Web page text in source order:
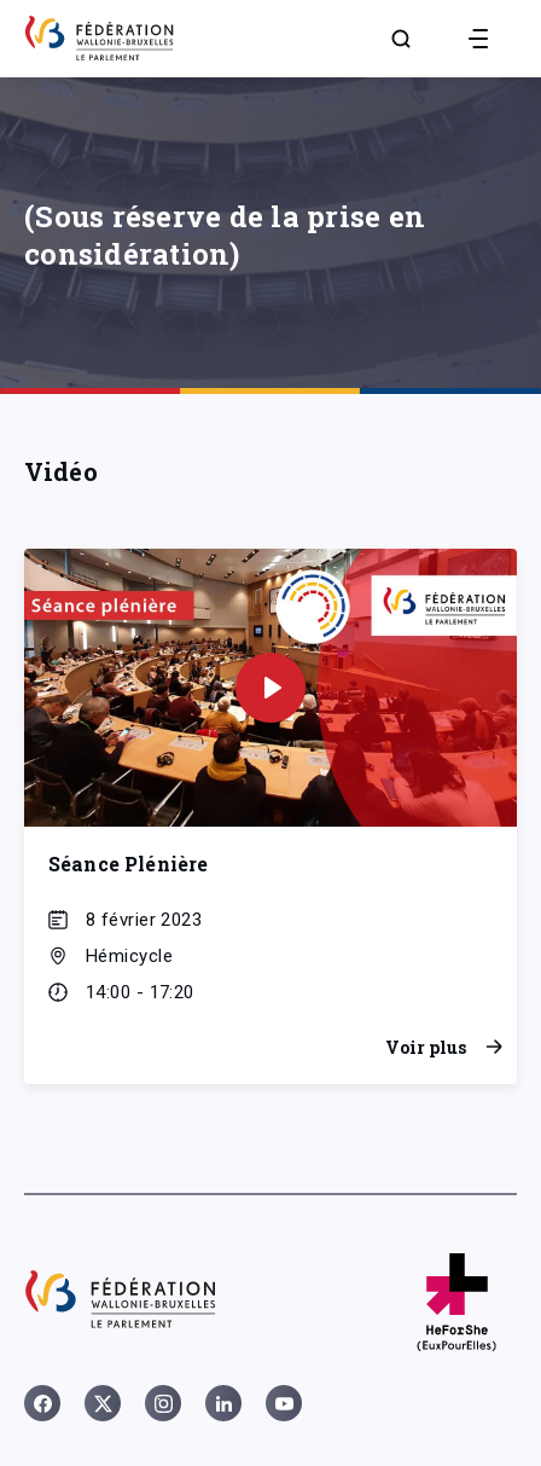
Aller à la page
(Sous réserve de la prise en
considération)
Vidéo
Séance Plénière
8 février 2023
Hémicycle
14:00 - 17:20
Voir plus